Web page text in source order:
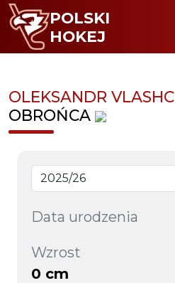
POLSKI
HOKEJ
OLEKSANDR
OBROŃCA
Data urodzenia
Wzrost
0 cm